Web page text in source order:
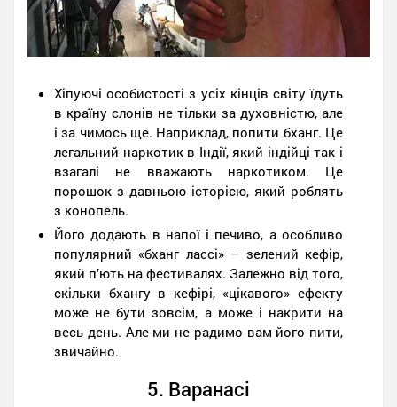
Хіпуючі особистості з усіх кінців світу їдуть
в країну слонів не тільки за духовністю, але
і за чимось ще. Наприклад, попити бханг. Це
легальний наркотик в Індії, який індійці так і
взагалі не вважають наркотиком. Це
порошок з давньою історією, який роблять
з конопель.
Його додають в напої і печиво, а особливо
популярний «бханг лассі» – зелений кефір,
який п’ють на фестивалях. Залежно від того,
скільки бхангу в кефірі, «цікавого» ефекту
може не бути зовсім, а може і накрити на
весь день. Але ми не радимо вам його пити,
звичайно.
5. Варанасі